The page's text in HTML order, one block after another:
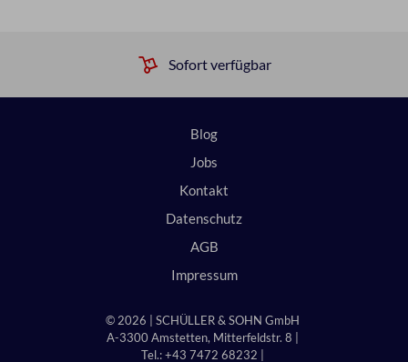
Sofort verfügbar
© 2026 | SCHÜLLER & SOHN GmbH
A-3300 Amstetten, Mitterfeldstr. 8 |
Tel.: +43 7472 68232 |
Blog
Jobs
Kontakt
Datenschutz
AGB
Impressum